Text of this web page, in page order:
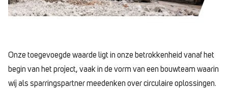
Onze toegevoegde waarde ligt in onze betrokkenheid vanaf het
begin van het project, vaak in de vorm van een bouwteam waarin
wij als sparringspartner meedenken over circulaire oplossingen.